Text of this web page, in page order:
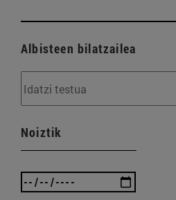
Albisteen bilatzailea
Noiztik